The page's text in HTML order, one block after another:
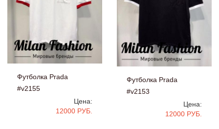
Футболка Prada
#v2155
Цена:
12000 РУБ.
Футболка Prada
#v2153
Цена:
12000 РУБ.